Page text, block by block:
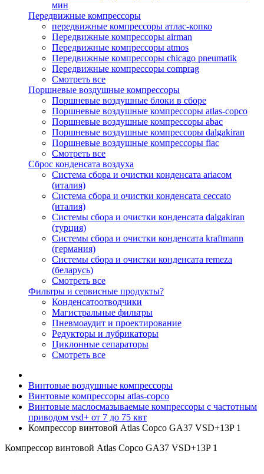
мин
Передвижные компрессоры
передвижные компрессоры атлас-копко
Передвижные компрессоры airman
Передвижные компрессоры atmos
Передвижные компрессоры chicago pneumatik
Передвижные компрессоры comprag
Смотреть все
Поршневые воздушные компрессоры
Поршневые воздушные блоки в сборе
Поршневые воздушные компрессоры atlas-copco
Поршневые воздушные компрессоры abac
Поршневые воздушные компрессоры dalgakiran
Поршневые воздушные компрессоры fiac
Смотреть все
Сброс конденсата воздуха
Система сбора и очистки конденсата ariacом
(италия)
Система сбора и очистки конденсата ceccato
(италия)
Системы сбора и очистки конденсата dalgakiran
(турция)
Системы сбора и очистки конденсата kraftmann
(германия)
Системы сбора и очистки конденсата remeza
(беларусь)
Смотреть все
Фильтры и сервисные продукты?
Конденсатоотводчики
Магистральные фильтры
Пневмоаудит и проектирование
Редукторы и лубрикаторы
Циклонные сепараторы
Смотреть все
Винтовые воздушные компрессоры
Винтовые компрессоры atlas-copco
Винтовые маслосмазываемые компрессоры с частотным
приводом vsd+ от 7 до 75 квт
Компрессор винтовой Atlas Copco GA37 VSD+13P 1
Компрессор винтовой Atlas Copco GA37 VSD+13P 1